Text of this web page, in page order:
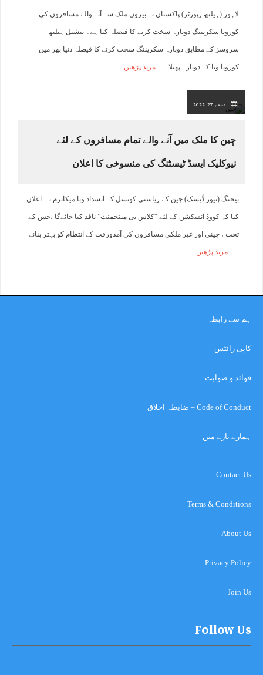
لاہور (ہیلتھ رپورٹر) پاکستان نے بیرون ملک سے آنے والے مسافروں کی
کورونا سکریننگ دوبارہ سخت کرنے کا فیصلہ کیا ہے۔ نیشنل ہیلتھ
سروسز کے مطابق دوبارہ سکریننگ سخت کرنے کا فیصلہ دنیا بھر میں
کورونا وبا کے دوبارہ پھیلا مزید پڑھیں
دسمبر 27, 2022
چین کا ملک میں آنے والے تمام مسافروں کے لئے
نیوکلیک ایسڈ ٹیسٹنگ کی منسوخی کا اعلان
بیجنگ (نیوز ڈٰیسک) چین کے ریاستی کونسل کے انسداد وبا میکانزم نے اعلان
کیا کہ کووڈ انفیکشن کے لئے “کلاس بی مینجمنٹ” نافذ کیا جائےگا ،جس کے
تحت ، چینی اور غیر ملکی مسافروں کی آمدورفت کے انتظام کو بہتر بنانے
مزید پڑھیں
ہم سے رابطہ
کاپی رائٹس
قوائد و ضوابت
Code of Conduct – ضابطہ اخلاق
ہمارے بارے میں
Contact Us
Terms & Conditions
About Us
Privacy Policy
Join Us
Follow Us